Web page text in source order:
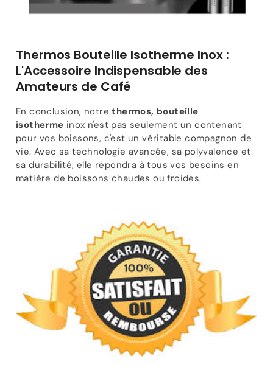
Thermos Bouteille Isotherme Inox :
L'Accessoire Indispensable des
Amateurs de Café
En conclusion, notrethermos, bouteille
isotherme inox n'est pas seulement un contenant
pour vos boissons, c'est un véritable compagnon de
vie. Avec sa technologie avancée, sa polyvalence et
sa durabilité, elle répondra à tous vos besoins en
matière de boissons chaudes ou froides.